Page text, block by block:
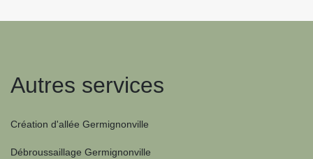
Autres services
Création d'allée Germignonville
Débroussaillage Germignonville